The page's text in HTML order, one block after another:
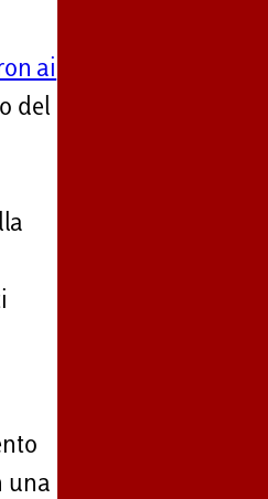
ai
del
una